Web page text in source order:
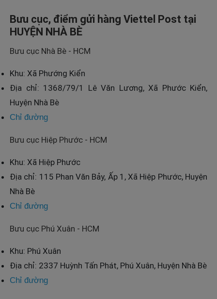
Bưu cục, điểm gửi hàng Viettel Post tại
HUYỆN NHÀ BÈ
Bưu cục Nhà Bè - HCM
Khu: Xã Phướng Kiển
Địa chỉ: 1368/79/1 Lê Văn Lương, Xã Phước Kiển,
Huyện Nhà Bè
Chỉ đường
Bưu cục Hiệp Phước - HCM
Khu: Xã Hiệp Phước
Địa chỉ: 115 Phan Văn Bảy, Ấp 1, Xã Hiệp Phước, Huyện
Nhà Bè
Chỉ đường
Bưu cục Phú Xuân - HCM
Khu: Phú Xuân
Địa chỉ: 2337 Huỳnh Tấn Phát, Phú Xuân, Huyện Nhà Bè
Chỉ đường